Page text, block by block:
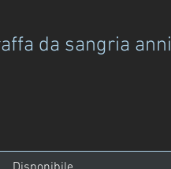
da sangria anni